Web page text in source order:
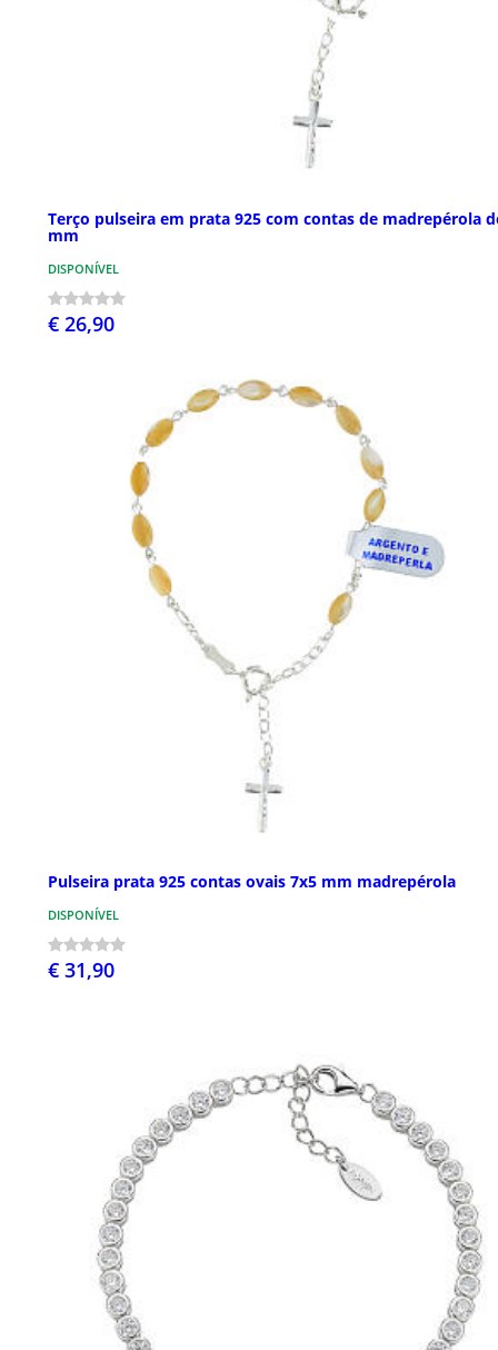
Terço pulseira em prata 925 com contas de madrepérola
mm
DISPONÍVEL
€ 26,90
Pulseira prata 925 contas ovais 7x5 mm madrepérola
DISPONÍVEL
€ 31,90